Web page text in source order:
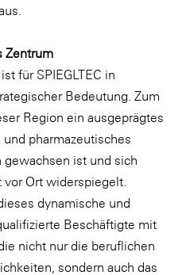
Zentrum
für SPIEGLTEC in
Bedeutung. Zum
Region ein ausgeprägtes
pharmazeutisches
gewachsen ist und sich
Ort widerspiegelt.
dynamische und
Beschäftigte mit
nicht nur die beruflichen
sondern auch das